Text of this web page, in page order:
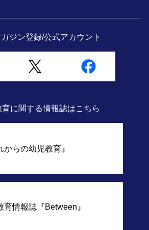
ガジン登録/公式アカウント
育に関する情報誌はこちら
からの幼児教育』
育情報誌『Between』